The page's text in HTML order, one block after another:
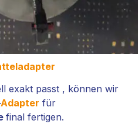
exakt passt , können wir
Adapter für
final fertigen.